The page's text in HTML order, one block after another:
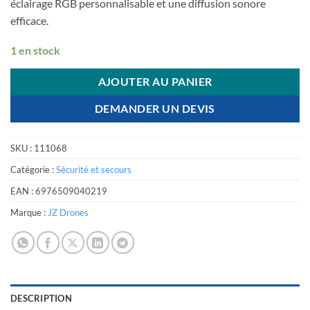
éclairage RGB personnalisable et une diffusion sonore
efficace.
1 en stock
AJOUTER AU PANIER
DEMANDER UN DEVIS
SKU : 111068
Catégorie :Sécurité et secours
EAN :6976509040219
Marque : JZ Drones
DESCRIPTION